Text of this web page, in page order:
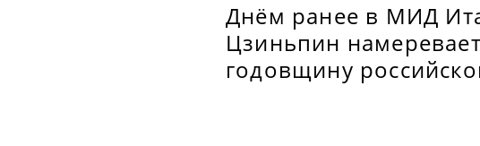
Днём ранее в МИД
Цзиньпин
годовщину